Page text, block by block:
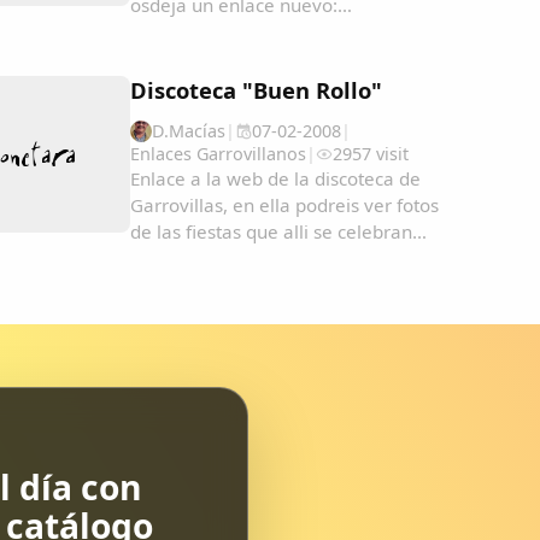
osdeja un enlace nuevo:
Discoteca "Buen Rollo"
D.Macías | 07-02-2008|
Enlaces Garrovillanos | 2957 visit
Enlace a la web de la discoteca de
Garrovillas, en ella podreis ver fotos
de las fiestas que alli se celebran
día con